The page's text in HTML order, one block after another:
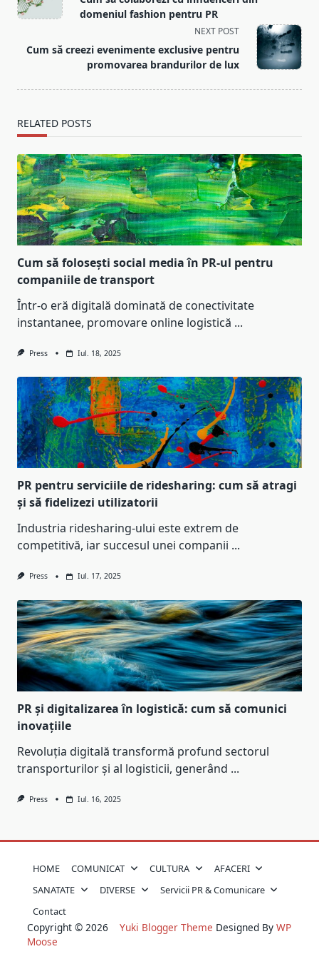
subtitle
reader-
text">Page</span>
domeniul fashion pentru PR
NEXT POST
Cum să creezi evenimente exclusive pentru
promovarea brandurilor de lux
RELATED POSTS
Cum să folosești social media în PR-ul pentru
companiile de transport
Într-o eră digitală dominată de conectivitate
instantanee, promovare online logistică ...
Press Iul. 18, 2025
PR pentru serviciile de ridesharing: cum să atragi
și să fidelizezi utilizatorii
Industria ridesharing-ului este extrem de
competitivă, iar succesul unei companii ...
Press Iul. 17, 2025
PR și digitalizarea în logistică: cum să comunici
inovațiile
Revoluția digitală transformă profund sectorul
transporturilor și al logisticii, generând ...
Press Iul. 16, 2025
HOME COMUNICAT CULTURA
AFACERI
SANATATE
DIVERSE
Servicii PR & Comunicare
Contact
Copyright © 2026 Yuki Blogger Theme Designed By WP
Moose